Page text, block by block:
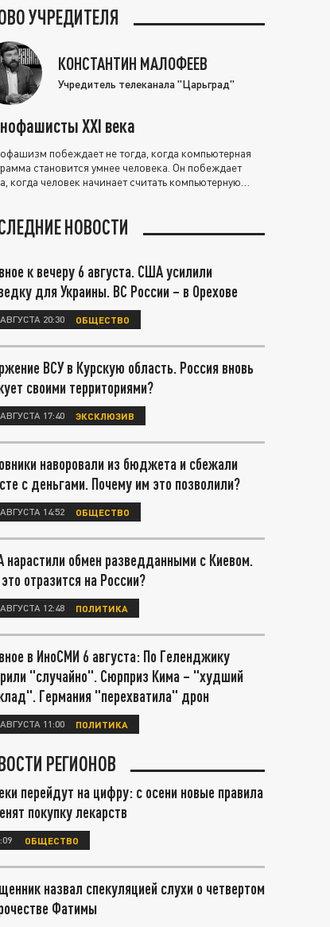
УЧРЕДИТЕЛЯ
КОНСТАНТИН МАЛОФЕЕВ
Учредитель телеканала "Царьград"
XXI века
побеждает не тогда, когда компьютерная
становится умнее человека. Он побеждает
когда человек начинает считать компьютерную
НОВОСТИ
к вечеру 6 августа. США усилили
для Украины. ВС России – в Орехове
20:30 ОБЩЕСТВО
ВСУ в Курскую область. Россия вновь
своими территориями?
17:40 ЭКСКЛЮЗИВ
наворовали из бюджета и сбежали
с деньгами. Почему им это позволили?
14:52 ОБЩЕСТВО
обмен разведданными с Киевом.
отразится на России?
12:48 ПОЛИТИКА
в ИноСМИ 6 августа: По Геленджику
"случайно". Сюрприз Кима – "худший
Германия "перехватила" дрон
11:00 ПОЛИТИКА
РЕГИОНОВ
перейдут на цифру: с осени новые правила
покупку лекарств
ОБЩЕСТВО
назвал спекуляцией слухи о четвертом
Фатимы